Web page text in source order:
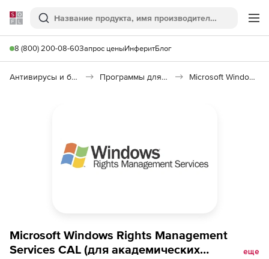
Softline
Поиск
8 (800) 200-08-60Запрос ценыИнферитБлог
Антивирусы и безопасность Программы для защиты информации Microsoft Windows Rights Management Services CAL 2022
Microsoft Windows Rights Management
Services CAL (для академических
еще